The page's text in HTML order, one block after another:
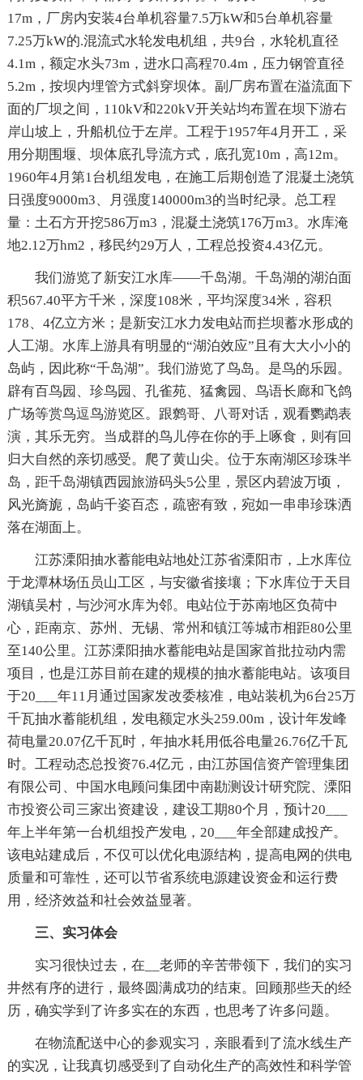
17m，厂房内安装4台单机容量7.5万kW和5台单机容量
7.25万kW的.混流式水轮发电机组，共9台，水轮机直径
4.1m，额定水头73m，进水口高程70.4m，压力钢管直径
5.2m，按坝内埋管方式斜穿坝体。副厂房布置在溢流面下
面的厂坝之间，110kV和220kV开关站均布置在坝下游右
岸山坡上，升船机位于左岸。工程于1957年4月开工，采
用分期围堰、坝体底孔导流方式，底孔宽10m，高12m。
1960年4月第1台机组发电，在施工后期创造了混凝土浇筑
日强度9000m3、月强度140000m3的当时纪录。总工程
量：土石方开挖586万m3，混凝土浇筑176万m3。水库淹
地2.12万hm2，移民约29万人，工程总投资4.43亿元。
我们游览了新安江水库——千岛湖。千岛湖的湖泊面
积567.40平方千米，深度108米，平均深度34米，容积
178、4亿立方米；是新安江水力发电站而拦坝蓄水形成的
人工湖。水库上游具有明显的“湖泊效应”且有大大小小的
岛屿，因此称“千岛湖”。我们游览了鸟岛。是鸟的乐园。
辟有百鸟园、珍鸟园、孔雀苑、猛禽园、鸟语长廊和飞鸽
广场等赏鸟逗鸟游览区。跟鹩哥、八哥对话，观看鹦鹉表
演，其乐无穷。当成群的鸟儿停在你的手上啄食，则有回
归大自然的亲切感受。爬了黄山尖。位于东南湖区珍珠半
岛，距千岛湖镇西园旅游码头5公里，景区内碧波万顷，
风光旖旎，岛屿千姿百态，疏密有致，宛如一串串珍珠洒
落在湖面上。
江苏溧阳抽水蓄能电站地处江苏省溧阳市，上水库位
于龙潭林场伍员山工区，与安徽省接壤；下水库位于天目
湖镇吴村，与沙河水库为邻。电站位于苏南地区负荷中
心，距南京、苏州、无锡、常州和镇江等城市相距80公里
至140公里。江苏溧阳抽水蓄能电站是国家首批拉动内需
项目，也是江苏目前在建的规模的抽水蓄能电站。该项目
于20___年11月通过国家发改委核准，电站装机为6台25万
千瓦抽水蓄能机组，发电额定水头259.00m，设计年发峰
荷电量20.07亿千瓦时，年抽水耗用低谷电量26.76亿千瓦
时。工程动态总投资76.4亿元，由江苏国信资产管理集团
有限公司、中国水电顾问集团中南勘测设计研究院、溧阳
市投资公司三家出资建设，建设工期80个月，预计20___
年上半年第一台机组投产发电，20___年全部建成投产。
该电站建成后，不仅可以优化电源结构，提高电网的供电
质量和可靠性，还可以节省系统电源建设资金和运行费
用，经济效益和社会效益显著。
三、实习体会
实习很快过去，在__老师的辛苦带领下，我们的实习
井然有序的进行，最终圆满成功的结束。回顾那些天的经
历，确实学到了许多实在的东西，也思考了许多问题。
在物流配送中心的参观实习，亲眼看到了流水线生产
的实况，让我真切感受到了自动化生产的高效性和科学管